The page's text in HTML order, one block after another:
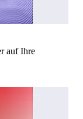
auf Ihre